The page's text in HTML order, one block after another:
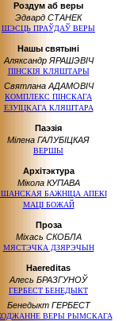
Роздум аб веры
Эдвард СТАНЕК
ШЭСЦЬ ПРАЎДАЎ ВЕРЫ
Нашы святыні
Аляксандр ЯРАШЭВІЧ
ПІНСКІЯ КЛЯШТАРЫ
Святлана АДАМОВІЧ
КОМПЛЕКС ПІНСКАГА
ЕЗУІЦКАГА КЛЯШТАРА
Паэзія
Мілена ГАЛУБІЦКАЯ
ВЕРШЫ
Архітэктура
Мікола КУПАВА
БАЖНІЦА АПЕКІ
МАЦІ БОЖАЙ
Проза
Міхась СКОБЛА
МЯСТЭЧКА ДЗЯРЭЧЫН
Haereditas
Алесь БРАЗГУНОЎ
ГЕРБЕСТ БЕНЕДЫКТ
Бенедыкт ГЕРБЕСТ
ВЕРЫ РЫМСКАГА